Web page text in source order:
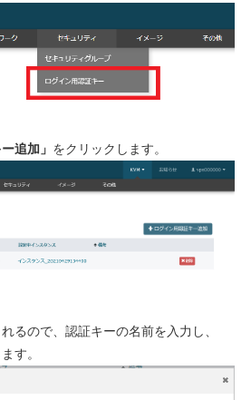
追加」 をクリックします。
るので、認証キーの名前を入力し、
す。